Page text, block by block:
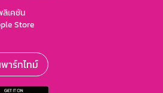
เคชัน
Store
าร์ทไทม์